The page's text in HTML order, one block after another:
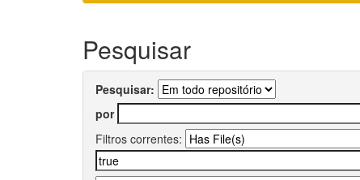
Pesquisar
Pesquisar:
por
Filtros correntes: